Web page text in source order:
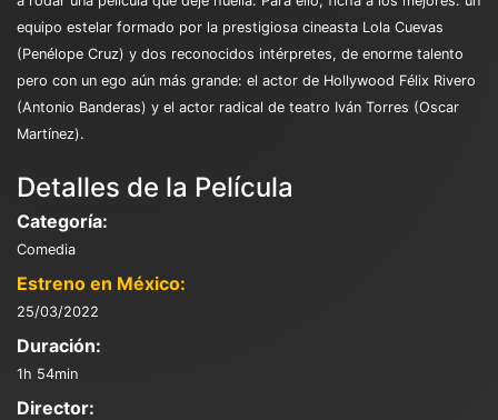
equipo estelar formado por la prestigiosa cineasta Lola Cuevas
(Penélope Cruz) y dos reconocidos intérpretes, de enorme talento
pero con un ego aún más grande: el actor de Hollywood Félix Rivero
(Antonio Banderas) y el actor radical de teatro Iván Torres (Oscar
Martínez).
Detalles de la Película
Categoría:
Comedia
Estreno en México:
25/03/2022
Duración:
1h 54min
Director: